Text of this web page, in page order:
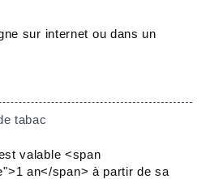
sur internet ou dans un
tabac
valable <span
an</span> à partir de sa